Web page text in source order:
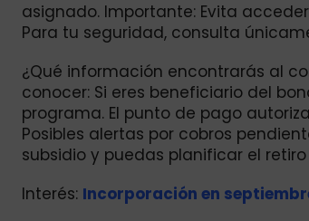
asignado. Importante: Evita
Para tu seguridad, consulta
¿Qué información encontrarás al
conocer: Si eres beneficiario del
programa. El punto de pago
Posibles alertas por cobros
subsidio y puedas planificar el
Interés: Incorporación en